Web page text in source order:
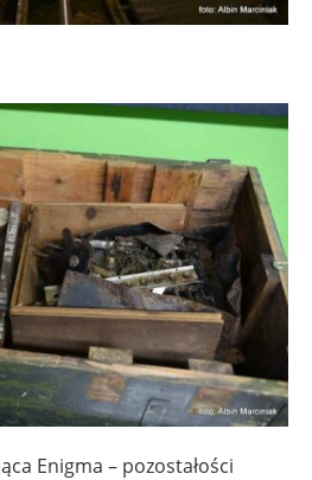
Enigma – pozostałości